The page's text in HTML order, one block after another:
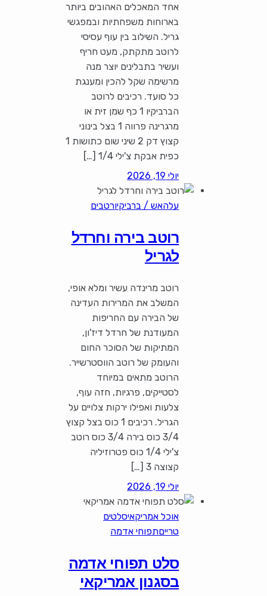
אחד המאכלים האהובים ביותר
בארוחות משפחתיות ובמפגשי
גריל. השילוב בין עוף עסיסי
לרוטב מתקתק, מעט חריף
ועשיר בתבלינים יוצר מנה
מרשימה שקל להכין ומענגת
כל סועד. רכיבים לרוטב
הברביקיו 1 כף שמן זית או
מרגרינה פרווה 1 בצל בינוני
קצוץ דק 2 שיני שום כתושות 1
כפית אבקת צ'ילי 1/4 […]
יולי 19, 2026
עלהאש / ברביקיורטבים
רוטב בירה וחרדל
לגריל
רוטב מרינדה עשיר ומלא אופי,
המשלב את המרירות העדינה
של הבירה עם החריפות
המעודנת של חרדל דיז'ון,
המתיקות של הסוכר החום
והעומק של רוטב הווסטרשייר.
הרוטב מתאים במיוחד
לסטייקים, פרגיות, חזה עוף,
צלעות ואפילו ירקות צלויים על
הגריל. רכיבים 1 כוס בצל קצוץ
3/4 כוס בירה 3/4 כוס רוטב
צ'ילי 1/4 כוס פטרוזיליה
קצוצה 3 […]
יולי 19, 2026
אוכל אמריקאיסלטים
טרייםתפוחי אדמה
סלט תפוחי אדמה
בסגנון אמריקאי